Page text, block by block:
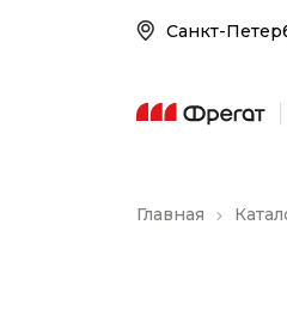
Главная